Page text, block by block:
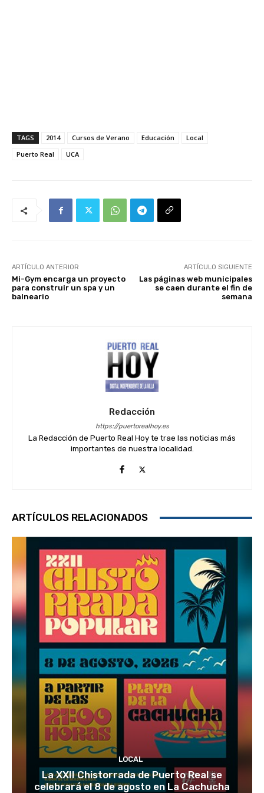
TAGS 2014 Cursos de Verano Educación
Local
Puerto Real
UCA
ARTÍCULO ANTERIOR
Mi-Gym encarga un proyecto
para construir un spa y un
balneario
ARTÍCULO SIGUIENTE
Las páginas web municipales
se caen durante el fin de
semana
Redacción
https://puertorealhoy.es
La Redacción de Puerto Real Hoy te trae las noticias más
importantes de nuestra localidad.
ARTÍCULOS RELACIONADOS
LOCAL
La XXII Chistorrada de Puerto Real se
celebrará el 8 de agosto en La Cachucha